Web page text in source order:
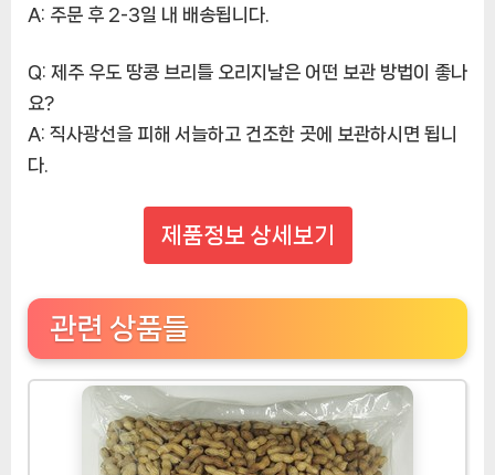
A: 주문 후 2-3일 내 배송됩니다.
Q: 제주 우도 땅콩 브리틀 오리지날은 어떤 보관 방법이 좋나
요?
A: 직사광선을 피해 서늘하고 건조한 곳에 보관하시면 됩니
다.
제품정보 상세보기
관련 상품들